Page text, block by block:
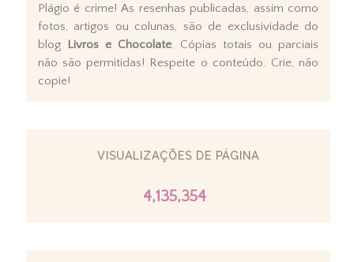
Plágio é crime! As resenhas publicadas, assim como
fotos, artigos ou colunas, são de exclusividade do
blog Livros e Chocolate. Cópias totais ou parciais
não são permitidas! Respeite o conteúdo. Crie, não
copie!
VISUALIZAÇÕES DE PÁGINA
4,135,354